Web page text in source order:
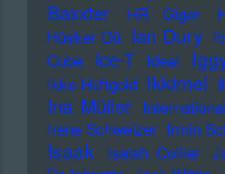
Baxxter
HR Giger
Hüsker Dü Ian Dury
Cube
Ice-T Ideal
Ikke Hüftgold Ikkimel
Ina Müller
Irene Schweizer Irmin
Isaak Isaiah Collier